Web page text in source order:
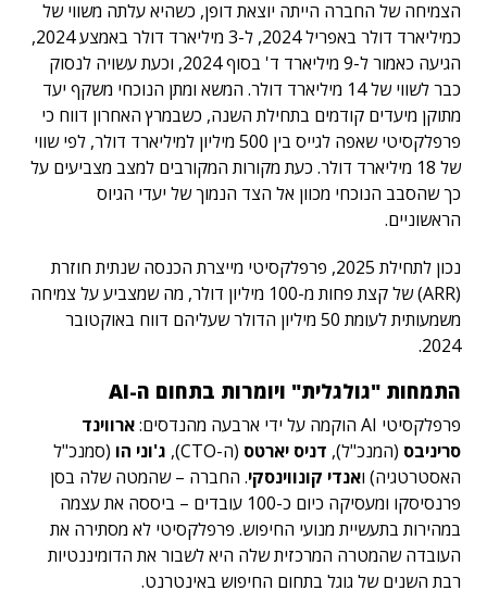
הצמיחה של החברה הייתה יוצאת דופן, כשהיא עלתה משווי של
כמיליארד דולר באפריל 2024, ל-3 מיליארד דולר באמצע 2024,
הגיעה כאמור ל-9 מיליארד ד' בסוף 2024, וכעת עשויה לנסוק
כבר לשווי של 14 מיליארד דולר. המשא ומתן הנוכחי משקף יעד
מתוקן מיעדים קודמים בתחילת השנה, כשבמרץ האחרון דווח כי
פרפלקסיטי שאפה לגייס בין 500 מיליון למיליארד דולר, לפי שווי
של 18 מיליארד דולר. כעת מקורות המקורבים למצב מצביעים על
כך שהסבב הנוכחי מכוון אל הצד הנמוך של יעדי הגיוס
הראשוניים.
נכון לתחילת 2025, פרפלקסיטי מייצרת הכנסה שנתית חוזרת
(ARR) של קצת פחות מ-100 מיליון דולר, מה שמצביע על צמיחה
משמעותית לעומת 50 מיליון הדולר שעליהם דווח באוקטובר
2024.
התמחות "גולגלית" ויומרות בתחום ה-AI
פרפלקסיטי AI הוקמה על ידי ארבעה מהנדסים:
ארווינד
סריניבס (המנכ"ל), דניס יארטס (ה-CTO), ג'וני הו (סמנכ"ל
האסטרטגיה) ואנדי קונווינסקי. החברה – שהמטה שלה בסן
פרנסיסקו ומעסיקה כיום כ-100 עובדים – ביססה את עצמה
במהירות בתעשיית מנועי החיפוש. פרפלקסיטי לא מסתירה את
העובדה שהמטרה המרכזית שלה היא לשבור את הדומיננטיות
רבת השנים של גוגל בתחום החיפוש באינטרנט.